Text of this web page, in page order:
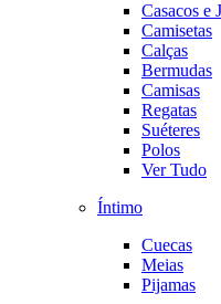
Casacos e
Camisetas
Calças
Bermudas
Camisas
Regatas
Suéteres
Polos
Ver Tudo
Íntimo
Cuecas
Meias
Pijamas